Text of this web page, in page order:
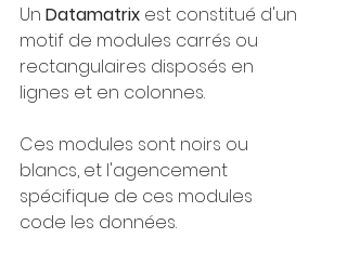
Un Datamatrix est constitué d'un
motif de modules carrés ou
rectangulaires disposés en
lignes et en colonnes.
Ces modules sont noirs ou
blancs, et l'agencement
spécifique de ces modules
code les données.